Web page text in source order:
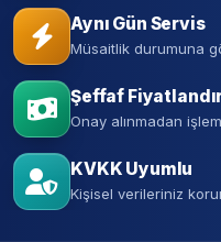
Aynı Gün Servis
Müsaitlik durumuna
Şeffaf
Onay alınmadan
KVKK Uyumlu
Kişisel verileriniz